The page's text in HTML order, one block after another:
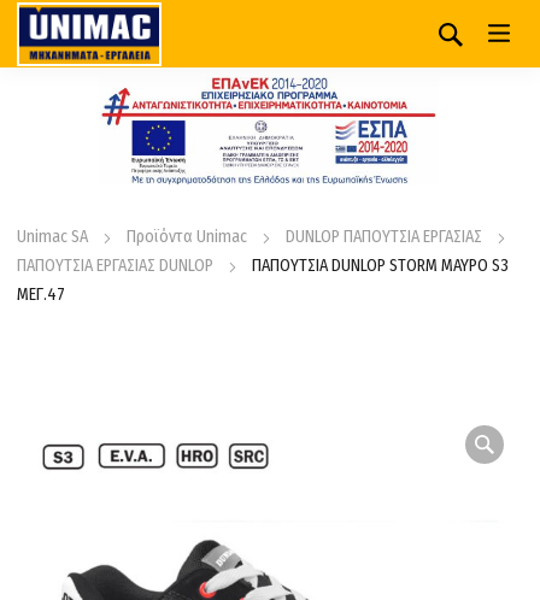
Unimac SA Προϊόντα Unimac
DUNLOP ΠΑΠΟΥΤΣΙΑ ΕΡΓΑΣΙΑΣ
ΠΑΠΟΥΤΣΙΑ ΕΡΓΑΣΙΑΣ DUNLOP
ΠΑΠΟΥΤΣΙΑ DUNLOP STORM ΜΑΥΡΟ S3
ΜΕΓ.47